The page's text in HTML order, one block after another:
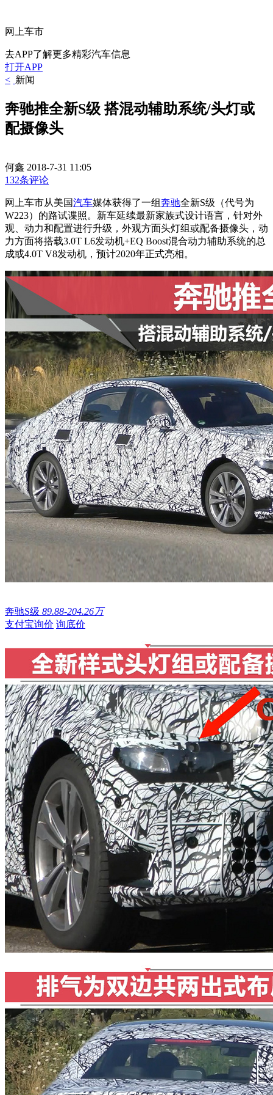
网上车市
去APP了解更多精彩汽车信息
打开APP
< 新闻
奔驰推全新S级 搭混动辅助系统/头灯或
配摄像头
何鑫 2018-7-31 11:05
132条评论
网上车市从美国汽车媒体获得了一组奔驰全新S级（代号为
W223）的路试谍照。新车延续最新家族式设计语言，针对外
观、动力和配置进行升级，外观方面头灯组或配备摄像头，动
力方面将搭载3.0T L6发动机+EQ Boost混合动力辅助系统的总
成或4.0T V8发动机，预计2020年正式亮相。
奔驰S级 89.88-204.26万
支付宝询价 询底价